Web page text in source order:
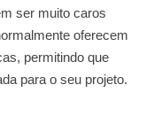
ser muito caros
oferecem
permitindo que
para o seu projeto.